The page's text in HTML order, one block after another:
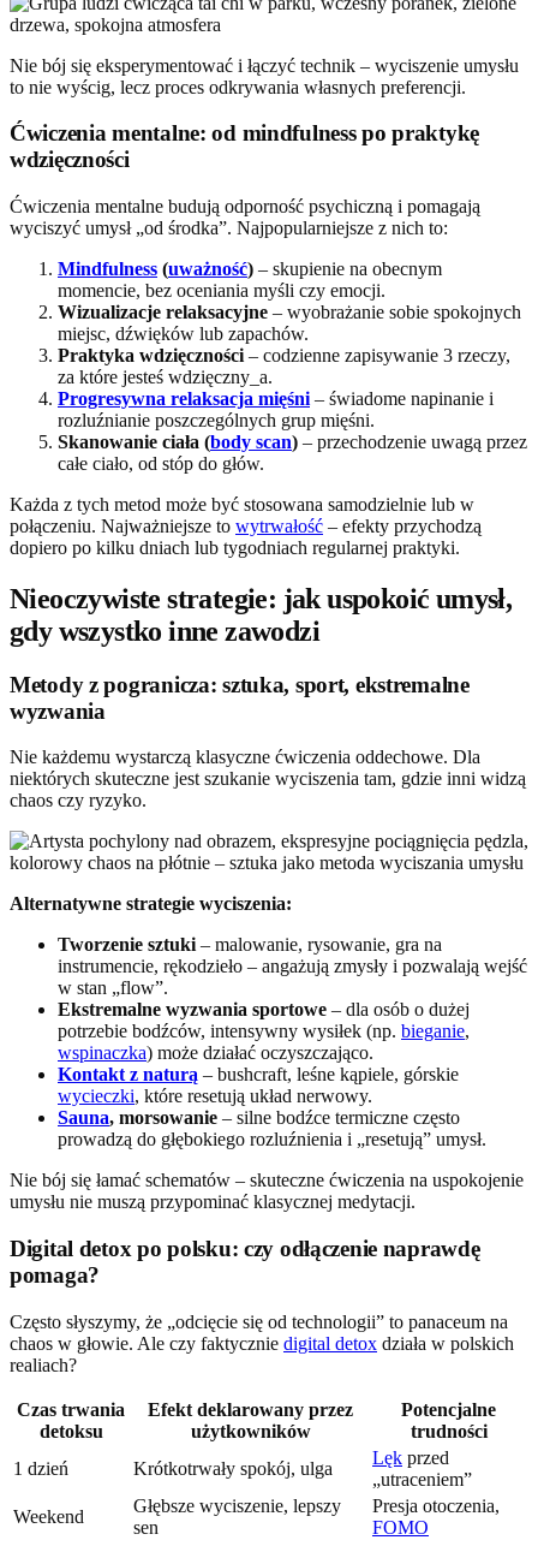
Nie bój się eksperymentować i łączyć technik – wyciszenie umysłu
to nie wyścig, lecz proces odkrywania własnych preferencji.
Ćwiczenia mentalne: od mindfulness po praktykę
wdzięczności
Ćwiczenia mentalne budują odporność psychiczną i pomagają
wyciszyć umysł „od środka”. Najpopularniejsze z nich to:
Mindfulness (uważność) – skupienie na obecnym
momencie, bez oceniania myśli czy emocji.
Wizualizacje relaksacyjne – wyobrażanie sobie spokojnych
miejsc, dźwięków lub zapachów.
Praktyka wdzięczności – codzienne zapisywanie 3 rzeczy,
za które jesteś wdzięczny_a.
Progresywna relaksacja mięśni – świadome napinanie i
rozluźnianie poszczególnych grup mięśni.
Skanowanie ciała (body scan) – przechodzenie uwagą przez
całe ciało, od stóp do głów.
Każda z tych metod może być stosowana samodzielnie lub w
połączeniu. Najważniejsze to wytrwałość – efekty przychodzą
dopiero po kilku dniach lub tygodniach regularnej praktyki.
Nieoczywiste strategie: jak uspokoić umysł,
gdy wszystko inne zawodzi
Metody z pogranicza: sztuka, sport, ekstremalne
wyzwania
Nie każdemu wystarczą klasyczne ćwiczenia oddechowe. Dla
niektórych skuteczne jest szukanie wyciszenia tam, gdzie inni widzą
chaos czy ryzyko.
Alternatywne strategie wyciszenia:
Tworzenie sztuki– malowanie, rysowanie, gra na
instrumencie, rękodzieło – angażują zmysły i pozwalają wejść
w stan „flow”.
Ekstremalne wyzwania sportowe – dla osób o dużej
potrzebie bodźców, intensywny wysiłek (np. bieganie,
wspinaczka) może działać oczyszczająco.
Kontakt z naturą – bushcraft, leśne kąpiele, górskie
wycieczki, które resetują układ nerwowy.
Sauna, morsowanie – silne bodźce termiczne często
prowadzą do głębokiego rozluźnienia i „resetują” umysł.
Nie bój się łamać schematów – skuteczne ćwiczenia na uspokojenie
umysłu nie muszą przypominać klasycznej medytacji.
Digital detox po polsku: czy odłączenie naprawdę
pomaga?
Często słyszymy, że „odcięcie się od technologii” to panaceum na
chaos w głowie. Ale czy faktycznie digital detox działa w polskich
realiach?
Czas trwania
detoksu
Efekt deklarowany przez
użytkowników
Potencjalne
trudności
1 dzień
Krótkotrwały spokój, ulga
Lęk przed
„utraceniem”
Weekend
Głębsze wyciszenie, lepszy
sen
Presja otoczenia,
FOMO